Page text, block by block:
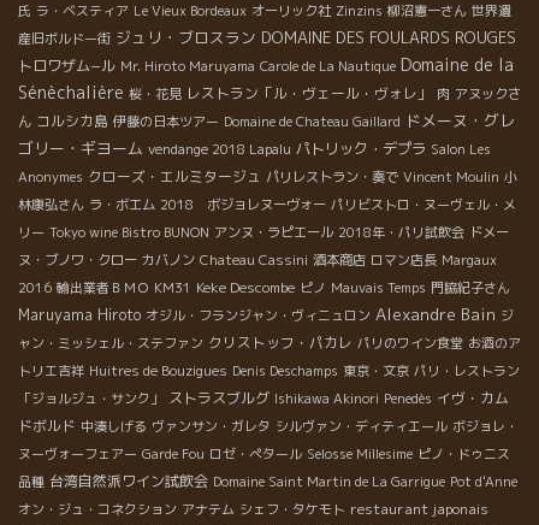
氏 ラ・ベスティア Le Vieux Bordeaux オーリック社 Zinzins 柳沼憲一さん 世界遺
産旧ボルドー街 ジュリ・ブロスラン DOMAINE DES FOULARDS ROUGES
トロワザム−ル Mr. Hiroto Maruyama Carole de La Nautique Domaine de la
Sénèchalière 桜・花見 レストラン「ル・ヴェール・ヴォレ」 肉 アヌックさ
ん コルシカ島 伊藤の日本ツアー Domaine de Chateau Gaillard ドメーヌ・グレ
ゴリー・ギヨーム vendange 2018 Lapalu パトリック・デプラ Salon Les
Anonymes クローズ・エルミタージュ パリレストラン・奏で Vincent Moulin 小
林康弘さん ラ・ボエム 2018 ボジョレヌーヴォー パリビストロ・ヌーヴェル・メ
リー Tokyo wine Bistro BUNON アンヌ・ラピエール 2018年・パリ試飲会 ドメー
ヌ・ブノワ・クロー カバノン Chateau Cassini 酒本商店 ロマン店長 Margaux
2016 輸出業者ＢＭＯ KM31 Keke Descombe ピノ Mauvais Temps 門脇紀子さん
Maruyama Hiroto オジル・フランジャン・ヴィニュロン Alexandre Bain ジ
ャン・ミッシェル・ステファン クリストッフ・パカレ パリのワイン食堂 お酒のア
トリエ吉祥 Huitres de Bouzigues Denis Deschamps 東京・文京 パリ・レストラン
「ジョルジュ・サンク」
ストラスブルグ Ishikawa Akinori Penedès イヴ・カム
ドボルド 中湊しげる ヴァンサン・ガレタ シルヴァン・ディティエール ボジョレ・
ヌーヴォーフェアー Garde Fou ロゼ・ぺタール Selosse Millesime ピノ・ドゥニス
品種 台湾自然派ワイン試飲会 Domaine Saint Martin de La Garrigue Pot d'Anne
オン・ジュ・コネクション アナテム シェフ・タケモト restaurant japonais